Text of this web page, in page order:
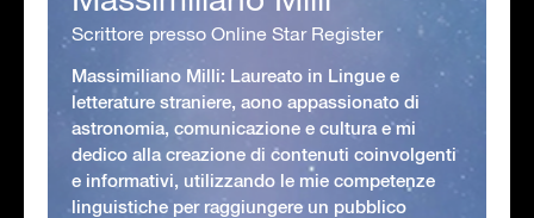
Scrittore presso Online Star Register
Massimiliano Milli: Laureato in Lingue e
letterature straniere, aono appassionato di
astronomia, comunicazione e cultura e mi
dedico alla creazione di contenuti coinvolgenti
e informativi, utilizzando le mie competenze
linguistiche per raggiungere un pubblico